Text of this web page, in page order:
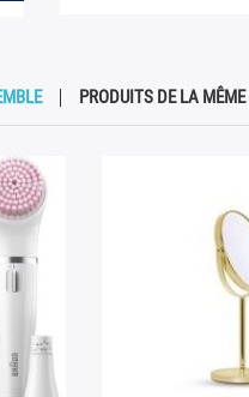
PRODUITS DE LA